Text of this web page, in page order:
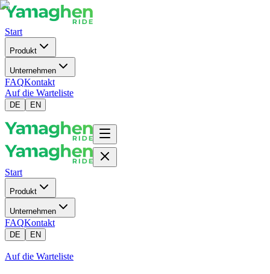
Start
Produkt
Unternehmen
FAQKontakt
Auf die Warteliste
DE EN
Start
Produkt
Unternehmen
FAQKontakt
DE EN
Auf die Warteliste